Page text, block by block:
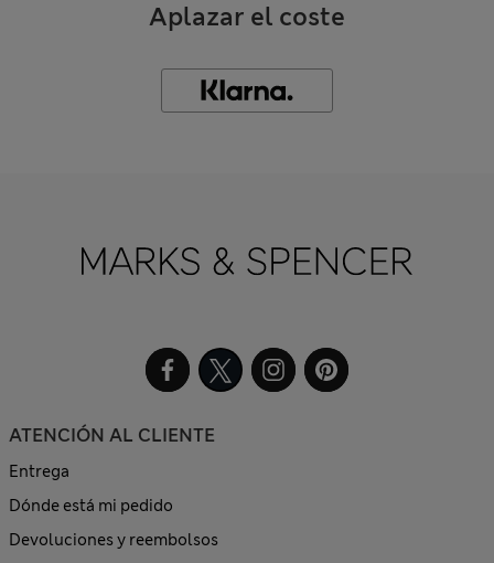
Aplazar el coste
ATENCIÓN AL CLIENTE
Entrega
Dónde está mi pedido
Devoluciones y reembolsos